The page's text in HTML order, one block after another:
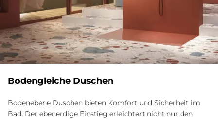
Bodengleiche Duschen
Bodenebene Duschen bieten Komfort und Sicherheit im
Bad. Der ebenerdige Einstieg erleichtert nicht nur den